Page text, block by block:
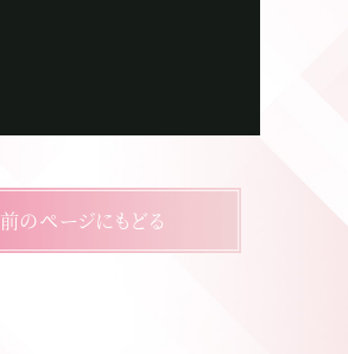
前のページにもどる